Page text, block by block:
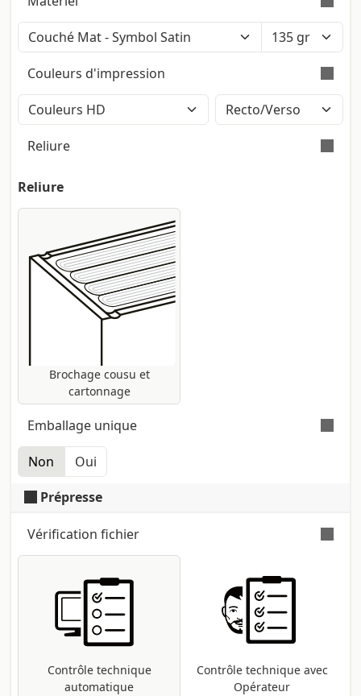
Couleur: Blanc Polaire (Iso: 121) - Touché:
Lisse - Certification: Fsc
Surface lisse sur les deux côtés avec
finition matte. Producteur: Fedrigoni
Couleurs d'impression
Impression en couleurs avec méthode
CMJN High Definition (2400dpi). Les
Reliure
Reliure
Brochage cousu et
cartonnage
Dans le brochage cousu la reliure des
mais également avec le renforcement
d'un fil qui tient ensemble toutes les
pages et signatures qui composent le
bloc. La couverture est renforcée avec un
carton rigide de 2,5 mm revêtu en papier.
Emballage unique
Non Oui
Cellophane thermorétractable en exemplaire
Prépresse
Vérification fichier
Contrôle technique
automatique
Contrôle technique avec
Opérateur
pour tous les fichiers pdf : contrôle des
dimensions et des polices ; conversion
dans le profil d'impression CMJN si
présentes d'autres méthodes (RVB,
Pantone, etc ...).